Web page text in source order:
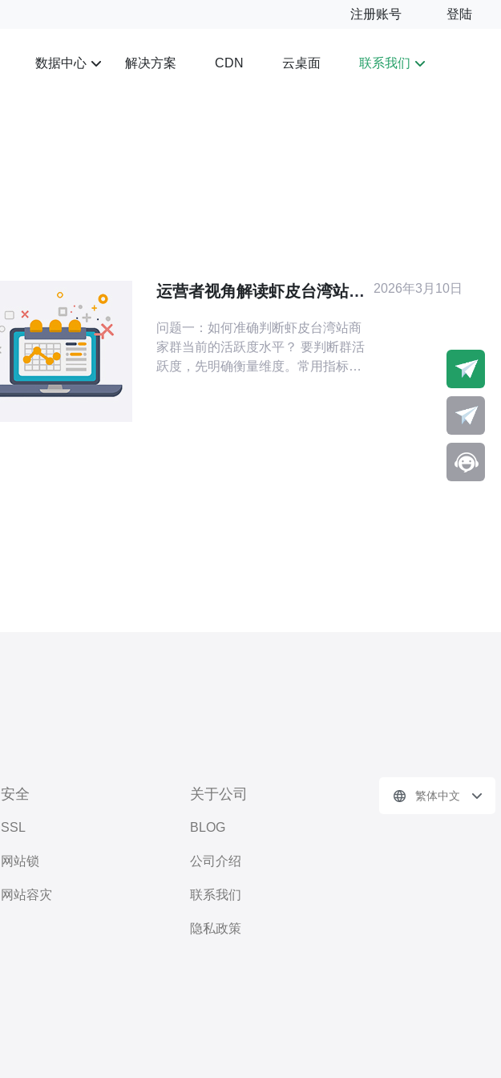
注册账号 登陆
数据中心 解决方案 CDN 云桌面 联系我们
运营者视角解读虾皮台湾站商
问题一：如何准确判断虾皮台湾站商
家群当前的活跃度水平？ 要判断群活
跃度，先明确衡量维度。常用指标包
2026年3月10日
安全
SSL
网站锁
网站容灾
关于公司
BLOG
公司介绍
联系我们
隐私政策
繁体中文